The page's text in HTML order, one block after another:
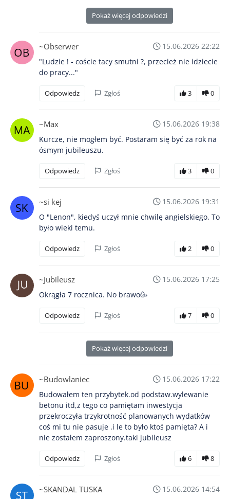
Pokaż więcej odpowiedzi
~Obserwer
15.06.2026 22:22
"Ludzie ! - coście tacy smutni ?, przecież nie idziecie
do pracy..."
Odpowiedz Zgłoś 3 0
~Max
15.06.2026 19:38
Kurcze, nie mogłem być. Postaram się być za rok na
ósmym jubileuszu.
Odpowiedz Zgłoś 3 0
~si kej
15.06.2026 19:31
O "Lenon", kiedyś uczył mnie chwilę angielskiego. To
było wieki temu.
Odpowiedz Zgłoś 2 0
~Jubileusz
15.06.2026 17:25
Okrągła 7 rocznica. No brawo🥳
Odpowiedz Zgłoś 7 0
Pokaż więcej odpowiedzi
~Budowlaniec
15.06.2026 17:22
Budowałem ten przybytek.od podstaw.wylewanie
betonu itd,z tego co pamiętam inwestycja
przekroczyła trzykrotność planowanych wydatków
coś mi tu nie pasuje .i le to było ktoś pamięta? A i
nie zostałem zaproszony.taki jubileusz
Odpowiedz Zgłoś 6 8
~SKANDAL TUSKA
15.06.2026 14:54